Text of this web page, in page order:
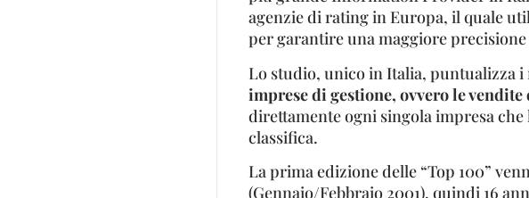
agenzie di rating in Europa, il quale
per garantire una maggiore
Lo studio, unico in Italia, puntualizza
imprese di gestione, ovvero le
direttamente ogni singola impresa
classifica.
La prima edizione delle “Top 100”
(Gennaio/Febbraio 2001), quindi 16